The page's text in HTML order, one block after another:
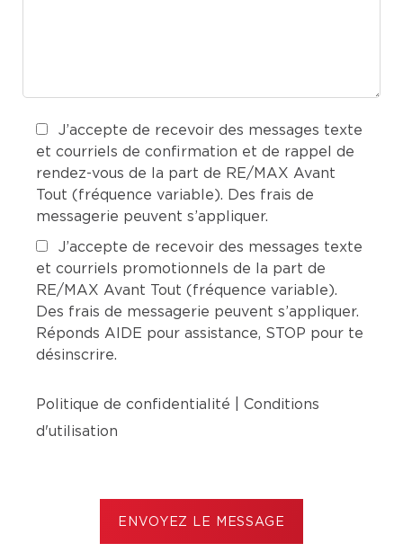
J’accepte de recevoir des messages texte
et courriels de confirmation et de rappel de
rendez-vous de la part de RE/MAX Avant
Tout (fréquence variable). Des frais de
messagerie peuvent s’appliquer.
J’accepte de recevoir des messages texte
et courriels promotionnels de la part de
RE/MAX Avant Tout (fréquence variable).
Des frais de messagerie peuvent s’appliquer.
Réponds AIDE pour assistance, STOP pour te
désinscrire.
Politique de confidentialité
Conditions
d'utilisation
ENVOYEZ LE MESSAGE